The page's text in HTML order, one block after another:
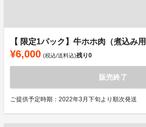
【 限定1パック】牛ホホ肉（煮込み
¥6,000 (税込/送料込)残り0
販売終了
ご提供予定時期：2022年3月下旬より順次発送